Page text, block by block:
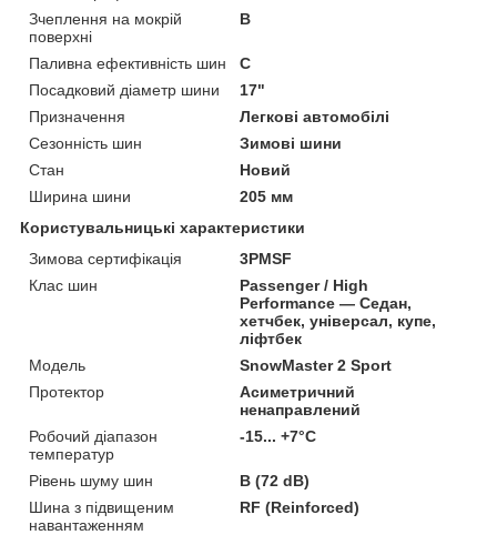
Зчеплення на мокрій
поверхні
B
Паливна ефективність шин
C
Посадковий діаметр шини
17"
Призначення
Легкові автомобілі
Сезонність шин
Зимові шини
Стан
Новий
Ширина шини
205 мм
Користувальницькі характеристики
Зимова сертифікація
3PMSF
Клас шин
Passenger / High
Performance — Седан,
хетчбек, універсал, купе,
ліфтбек
Мoдель
SnowMaster 2 Sport
Протектор
Асиметричний
ненаправлений
Робочий діапазон
температур
-15... +7°C
Рівень шуму шин
B (72 dB)
Шина з підвищеним
навантаженням
RF (Reinforced)